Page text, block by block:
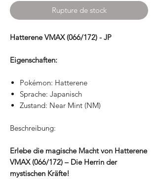
Rupture de stock
Hatterene VMAX (066/172) - JP
Eigenschaften:
Pokémon: Hatterene
Sprache: Japanisch
Zustand: Near Mint (NM)
Beschreibung:
Erlebe die magische Macht von Hatterene
VMAX (066/172) – Die Herrin der
mystischen Kräfte!